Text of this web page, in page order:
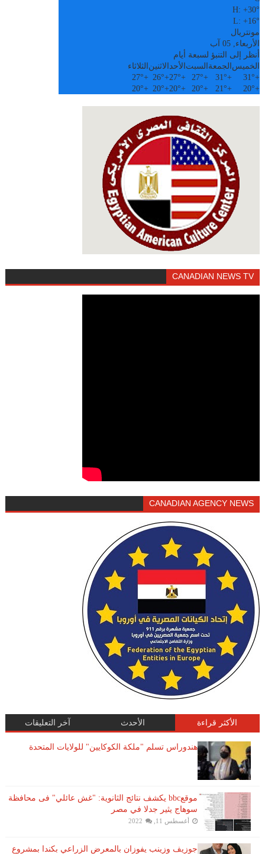
H:+30°
L:+16°
مونتريال
الأربعاء, 05 آب
أنظر إلى التنبؤ لسبعة أيام
الخميس الجمعة السبت الأحدالاثنين الثلاثاء
+
31°
+
31°
+
27°
+
27°
+
26°
+
27°
+
20°
+
21°
+
20°
+
20°
+
20°
+
20°
CANADIAN NEWS TV
CANADIAN AGENCY NEWS
الأكثر قراءة الأحدث آخر التعليقات
هندوراس تسلم "ملكة الكوكايين" للولايات المتحدة
موقعbbc يكشف نتائج الثانوية: "غش عائلي" فى محافظة
سوهاج يثير جدلا في مصر
أغسطس 11, 2022
جوزيف وزينب يفوزان بالمعرض الزراعي بكندا بمشروع